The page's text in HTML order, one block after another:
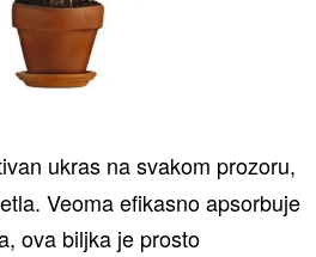
ukras na svakom prozoru,
Veoma efikasno apsorbuje
ova biljka je prosto